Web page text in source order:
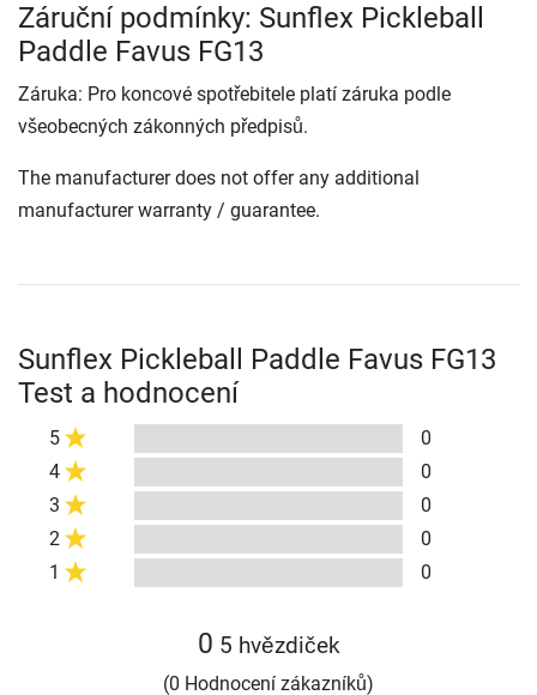
Záruční podmínky: Sunflex Pickleball
Paddle Favus FG13
Záruka: Pro koncové spotřebitele platí záruka podle
všeobecných zákonných předpisů.
The manufacturer does not offer any additional
manufacturer warranty / guarantee.
Sunflex Pickleball Paddle Favus FG13
Test a hodnocení
5
0
4
0
3
0
2
0
1
0
0 5 hvězdiček
(0 Hodnocení zákazníků)